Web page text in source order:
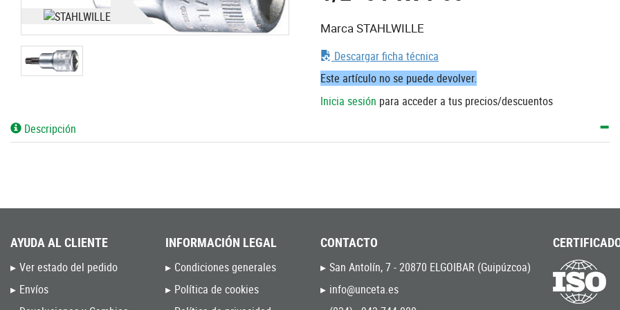
Marca STAHLWILLE
Descargar ficha técnica
Este artículo no se puede devolver.
Inicia sesión para acceder a tus precios/descuentos
Descripción
AYUDA AL CLIENTE
Ver estado del pedido
Envíos
INFORMACIÓN LEGAL
Condiciones generales
Política de cookies
CONTACTO
San Antolín, 7 - 20870 ELGOIBAR (Guipúzcoa)
info@unceta.es